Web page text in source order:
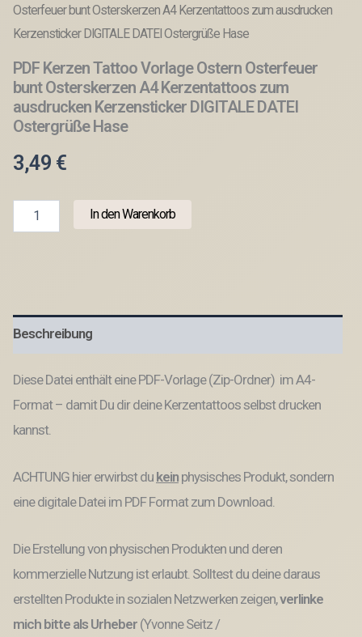
Osterfeuer bunt Osterskerzen A4 Kerzentattoos zum ausdrucken
Kerzensticker DIGITALE DATEI Ostergrüße Hase
PDF Kerzen Tattoo Vorlage Ostern Osterfeuer
bunt Osterskerzen A4 Kerzentattoos zum
ausdrucken Kerzensticker DIGITALE DATEI
Ostergrüße Hase
3,49 €
Kerzen
Osterskerzen
A4
ausdrucken
Kerzensticker
DATEI
Menge
In den Warenkorb
Beschreibung
Diese Datei enthält eine PDF-Vorlage (Zip-Ordner) im A4-
Format – damit Du dir deine Kerzentattoos selbst drucken
kannst.
ACHTUNG hier erwirbst du kein physisches Produkt, sondern
eine digitale Datei im PDF Format zum Download.
Die Erstellung von physischen Produkten und deren
kommerzielle Nutzung ist erlaubt. Solltest du deine daraus
erstellten Produkte in sozialen Netzwerken zeigen,verlinke
mich bitte als Urheber (Yvonne Seitz /